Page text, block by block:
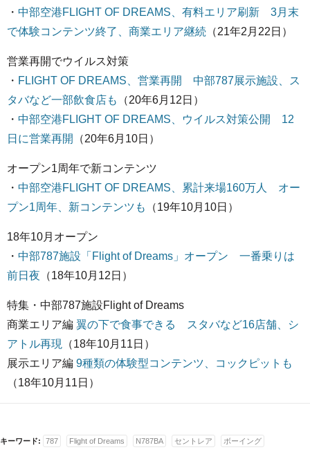
・ 中部空港FLIGHT OF DREAMS、有料エリア刷新 3月末
で体験コンテンツ終了、商業エリア継続 （21年2月22日）
営業再開でウイルス対策
・ FLIGHT OF DREAMS、営業再開 中部787展示施設、ス
タバなど一部飲食店も
（20年6月12日）
・ 中部空港FLIGHT OF DREAMS、ウイルス対策公開 12
日に営業再開
（20年6月10日）
オープン1周年で新コンテンツ
・ 中部空港FLIGHT OF DREAMS、累計来場160万人 オー
プン1周年、新コンテンツも
（19年10月10日）
18年10月オープン
・ 中部787施設「Flight of Dreams」オープン 一番乗りは
前日夜 （18年10月12日）
特集・中部787施設Flight of Dreams
商業エリア編 翼の下で食事できる スタバなど16店舗、シ
アトル再現
（18年10月11日）
展示エリア編 9種類の体験型コンテンツ、コックピットも
（18年10月11日）
キーワード: 787 Flight of Dreams N787BA セントレア ボーイング